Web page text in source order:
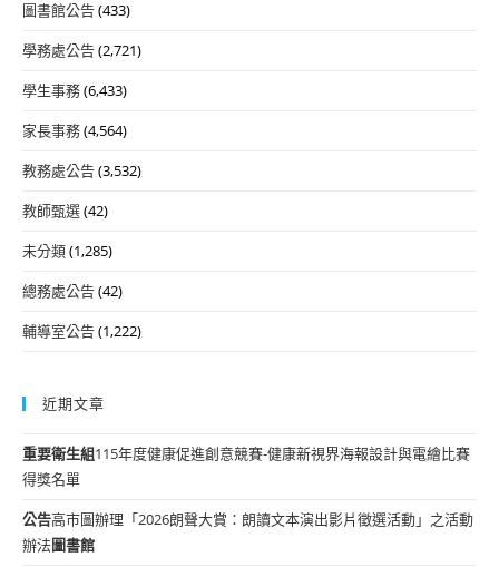
圖書館公告(433)
學務處公告(2,721)
學生事務(6,433)
家長事務(4,564)
教務處公告(3,532)
教師甄選(42)
未分類(1,285)
總務處公告(42)
輔導室公告(1,222)
近期文章
重要衛生組115年度健康促進創意競賽-健康新視界海報設計與電繪比賽
得獎名單
公告高市圖辦理「2026朗聲大賞：朗讀文本演出影片徵選活動」之活動
辦法圖書館